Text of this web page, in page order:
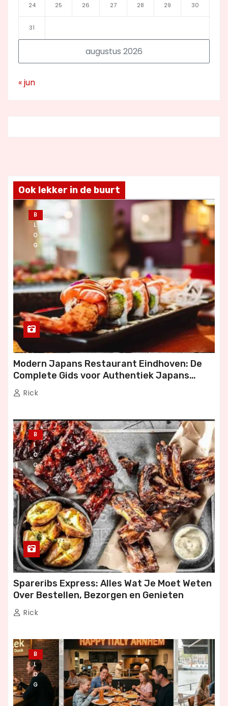
augustus 2026
24 25 26 27 28 29 30
31
« jun
Ook lekker in de buurt
B
L
O
G
Modern Japans Restaurant Eindhoven: De
Complete Gids voor Authentiek Japans
Dineren
Rick
B
L
O
G
Spareribs Express: Alles Wat Je Moet Weten
Over Bestellen, Bezorgen en Genieten
Rick
B
L
O
G